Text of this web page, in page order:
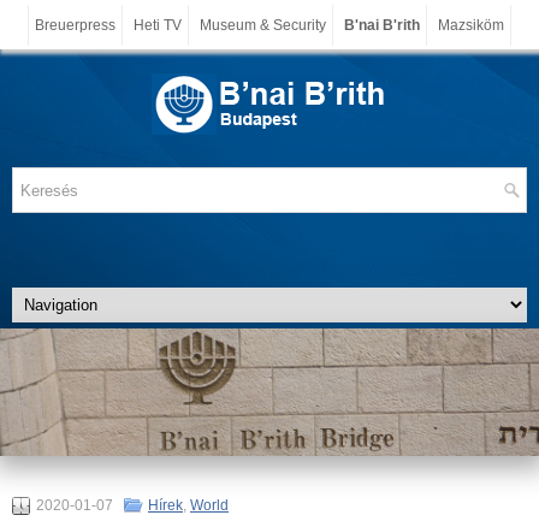
Breuerpress Heti TV Museum & Security B'nai B'rith Mazsiköm
2020-01-07 Hírek, World